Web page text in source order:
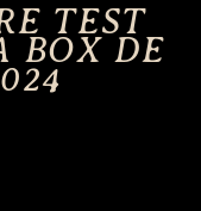
TEST
BOX DE